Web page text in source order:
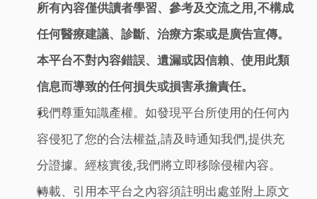
所有內容僅供讀者學習、參考及交流之用,不構成
任何醫療建議、診斷、治療方案或是廣告宣傳。
本平台不對內容錯誤、遺漏或因信賴、使用此類
信息而導致的任何損失或損害承擔責任。
我們尊重知識產權。如發現平台所使用的任何內
容侵犯了您的合法權益,請及時通知我們,提供充
分證據。經核實後,我們將立即移除侵權內容。
轉載、引用本平台之內容須註明出處並附上原文